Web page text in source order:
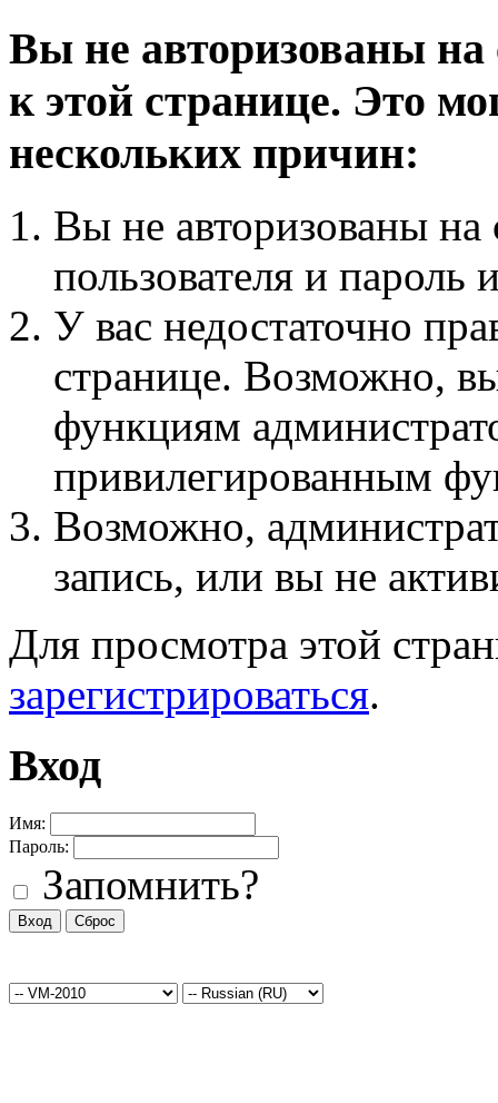
Вы не авторизованы на
к этой странице. Это
нескольких причин:
Вы не авторизованы на
пользователя и пароль
У вас недостаточно
странице. Возможно,
функциям
привилегированным
Возможно,
запись, или вы не
Для просмотра этой
зарегистрироваться.
Вход
Имя:
Пароль:
Запомнить?